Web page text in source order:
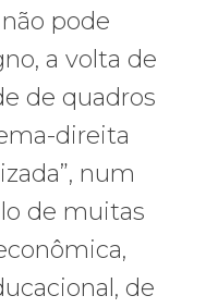
pode
a volta de
de quadros
direita
num
de muitas
de